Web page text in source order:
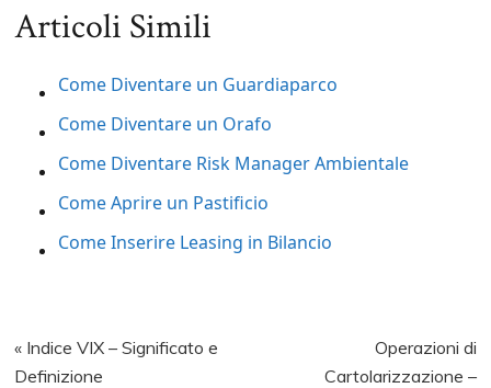
Articoli Simili
Come Diventare un Guardiaparco
Come Diventare un Orafo
Come Diventare Risk Manager Ambientale
Come Aprire un Pastificio
Come Inserire Leasing in Bilancio
Previous
Post:
« Indice VIX – Significato e
Definizione
Next
Post:
Operazioni di
Cartolarizzazione –